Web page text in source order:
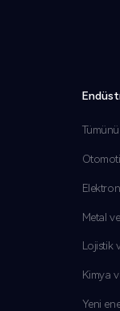
Metal
Lojistik
Kimya
Yeni